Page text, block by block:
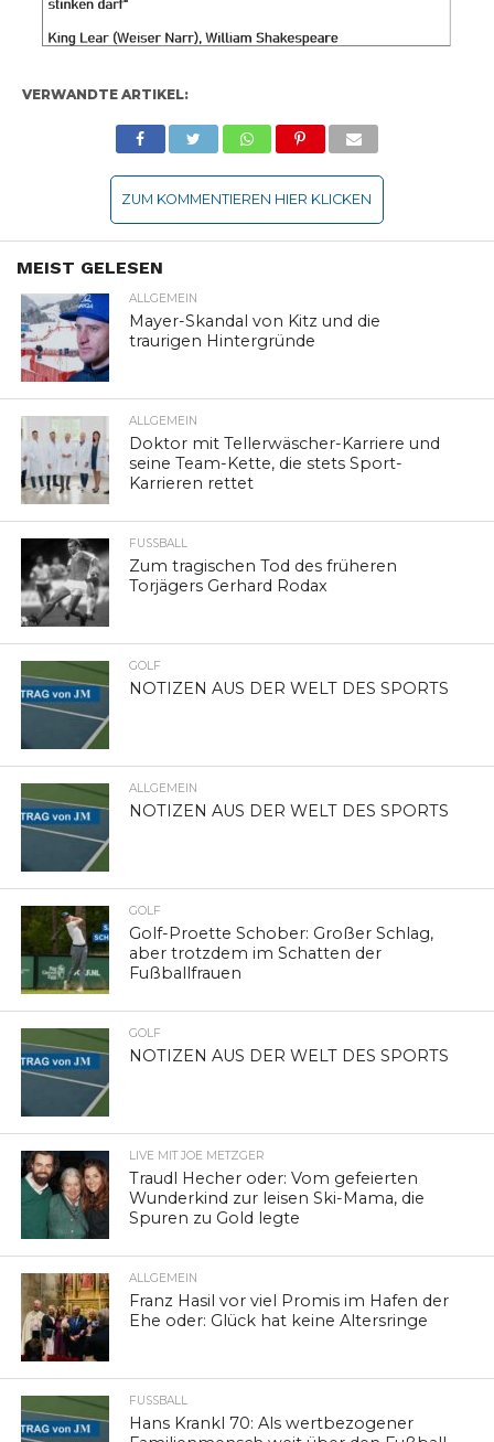
VERWANDTE ARTIKEL:
ZUM KOMMENTIEREN HIER KLICKEN
MEIST GELESEN
ALLGEMEIN
Mayer-Skandal von Kitz und die
traurigen Hintergründe
ALLGEMEIN
Doktor mit Tellerwäscher-Karriere und
seine Team-Kette, die stets Sport-
Karrieren rettet
FUSSBALL
Zum tragischen Tod des früheren
Torjägers Gerhard Rodax
GOLF
NOTIZEN AUS DER WELT DES SPORTS
ALLGEMEIN
NOTIZEN AUS DER WELT DES SPORTS
GOLF
Golf-Proette Schober: Großer Schlag,
aber trotzdem im Schatten der
Fußballfrauen
GOLF
NOTIZEN AUS DER WELT DES SPORTS
LIVE MIT JOE METZGER
Traudl Hecher oder: Vom gefeierten
Wunderkind zur leisen Ski-Mama, die
Spuren zu Gold legte
ALLGEMEIN
Franz Hasil vor viel Promis im Hafen der
Ehe oder: Glück hat keine Altersringe
FUSSBALL
Hans Krankl 70: Als wertbezogener